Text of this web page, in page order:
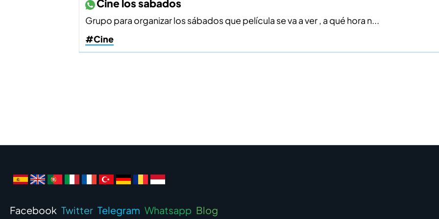
Cine los sabados
Grupo para organizar los sábados que película se va a ver , a qué hora n...
#Cine
Facebook Twitter Telegram Whatsapp Blog